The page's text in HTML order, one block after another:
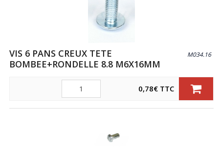
VIS 6 PANS CREUX TETE
BOMBEE+RONDELLE 8.8 M6X16MM
M034.16
0,78€ TTC